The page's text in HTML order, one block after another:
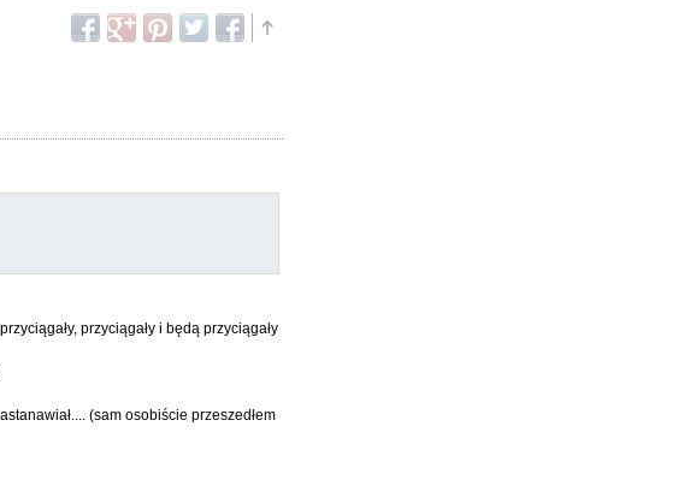
przyciągały i będą przyciągały
(sam osobiście przeszedłem